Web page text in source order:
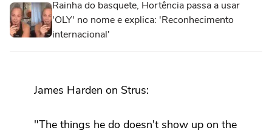
Rainha do basquete, Hortência passa a usar
'OLY' no nome e explica: 'Reconhecimento
internacional'
James Harden on Strus:
"The things he do doesn't show up on the